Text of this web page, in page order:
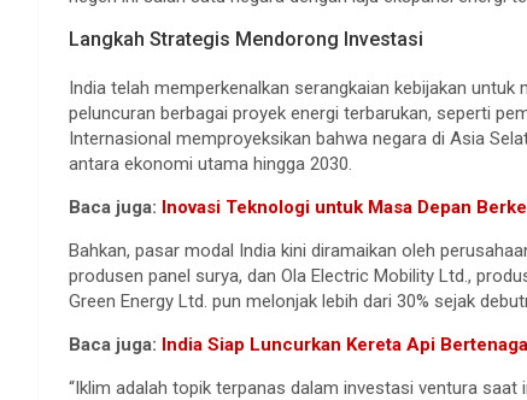
Langkah Strategis Mendorong Investasi
India telah memperkenalkan serangkaian kebijakan
peluncuran berbagai proyek energi terbarukan, seperti
Internasional memproyeksikan bahwa negara di Asia
antara ekonomi utama hingga 2030.
Baca juga: Inovasi Teknologi untuk Masa Depan
Bahkan, pasar modal India kini diramaikan oleh
produsen panel surya, dan Ola Electric Mobility Ltd.,
Green Energy Ltd. pun melonjak lebih dari 30% sejak
Baca juga: India Siap Luncurkan Kereta Api
“Iklim adalah topik terpanas dalam investasi ventura saat